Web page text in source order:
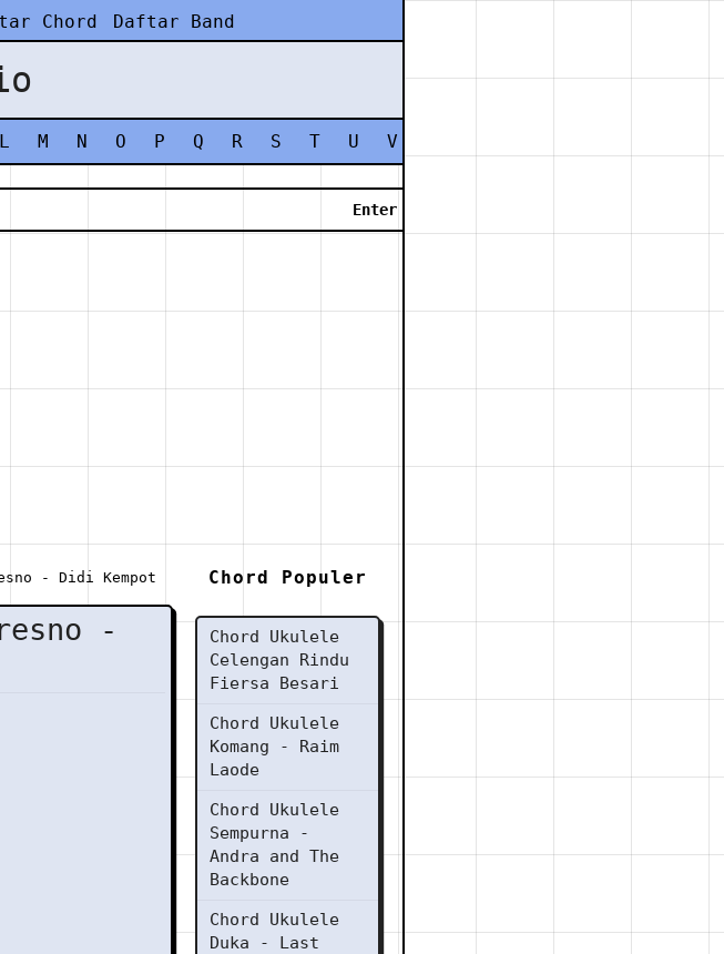
Chord Daftar Band
L M N O P Q R S T U V
- Didi Kempot
-
Chord Populer
Chord Ukulele
Celengan Rindu
Fiersa Besari
Chord Ukulele
Komang - Raim
Laode
Chord Ukulele
Sempurna -
Andra and The
Backbone
Chord Ukulele
Duka - Last